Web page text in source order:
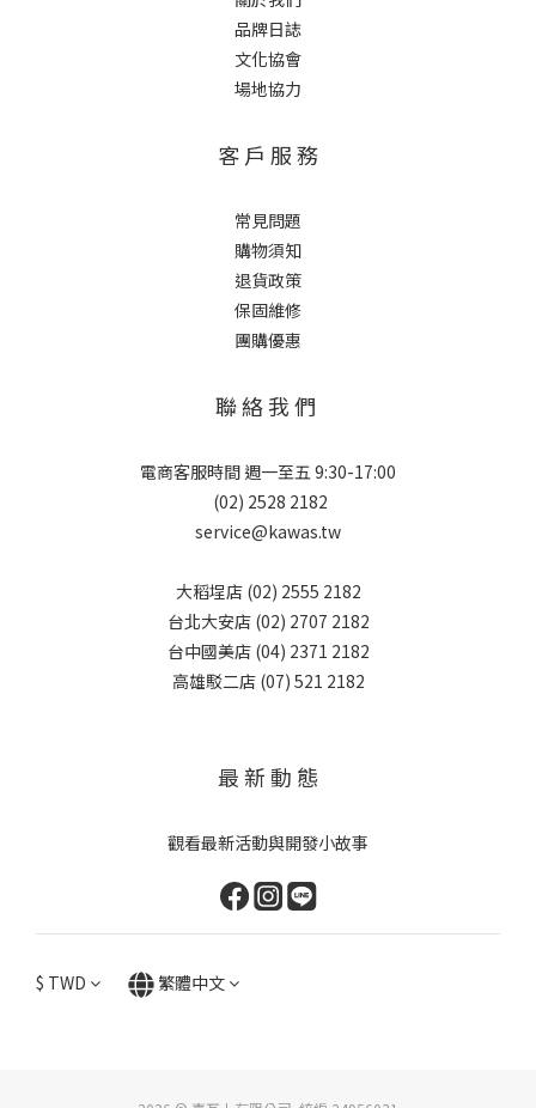
品牌日誌
文化協會
場地協力
客 戶 服 務
常見問題
購物須知
退貨政策
保固維修
團購優惠
聯 絡 我 們
電商客服時間 週一至五 9:30-17:00
(02) 2528 2182
service@kawas.tw
大稻埕店 (02) 2555 2182
台北大安店 (02) 2707 2182
台中國美店 (04) 2371 2182
高雄駁二店 (07) 521 2182
最 新 動 態
觀看最新活動與開發小故事
$ TWD 繁體中文